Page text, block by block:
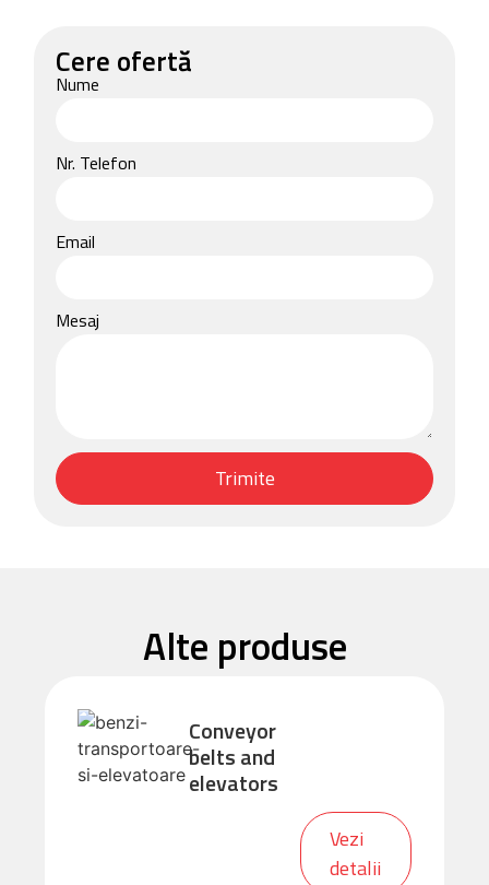
Cere ofertă
Nume
Nr. Telefon
Email
Mesaj
Trimite
Alte produse
Conveyor
belts and
elevators
Vezi
detalii